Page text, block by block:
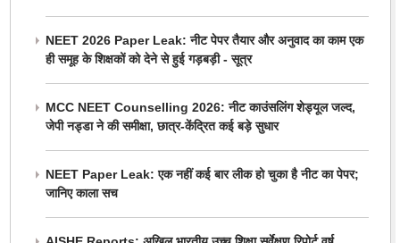
NEET 2026 Paper Leak: नीट पेपर तैयार और अनुवाद का काम एक
ही समूह के शिक्षकों को देने से हुई गड़बड़ी - सूत्र
MCC NEET Counselling 2026: नीट काउंसलिंग शेड्यूल जल्द,
जेपी नड्डा ने की समीक्षा, छात्र-केंद्रित कई बड़े सुधार
NEET Paper Leak: एक नहीं कई बार लीक हो चुका है नीट का पेपर;
जानिए काला सच